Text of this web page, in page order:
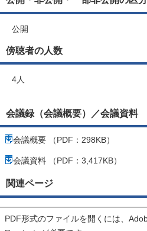
公開
傍聴者の人数
4人
会議録（会議概要）／会議資料
会議概要 （PDF：298KB）
会議資料 （PDF：3,417KB）
関連ページ
PDF形式のファイルを開くには、